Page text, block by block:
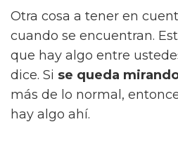
Otra cosa a tener en
cuando se encuentran.
que hay algo entre
dice. Si se queda
más de lo normal,
hay algo ahí.